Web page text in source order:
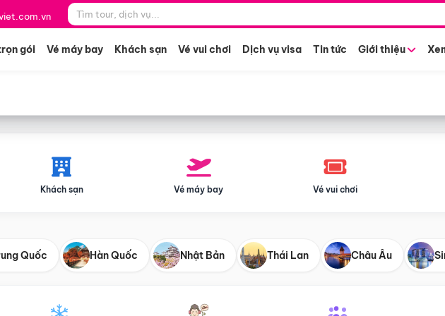
gói Vé máy bay Khách sạn Vé vui chơi Dịch vụ visa Tin tức Giới thiệu
Khách sạn Vé máy bay Vé vui chơi
Quốc Hàn Quốc Nhật Bản Thái Lan Châu Âu